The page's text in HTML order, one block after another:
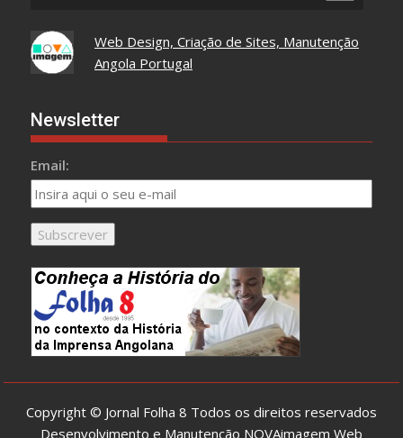
Web Design, Criação de Sites, Manutenção
Angola Portugal
Newsletter
Email:
Copyright © Jornal Folha 8 Todos os direitos reservados
Desenvolvimento e Manutenção NOVAimagem Web